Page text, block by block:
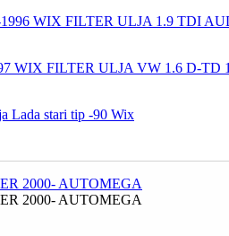
FILTER ULJA 1.9 TDI
FILTER ULJA VW 1.6 D-TD
Lada stari tip -90 Wix